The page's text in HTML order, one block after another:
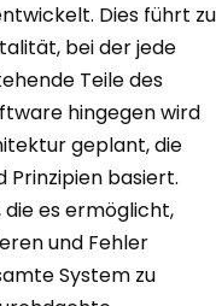
Dies führt zu
bei der jede
Teile des
hingegen wird
geplant, die
basiert.
die es ermöglicht,
und Fehler
System zu